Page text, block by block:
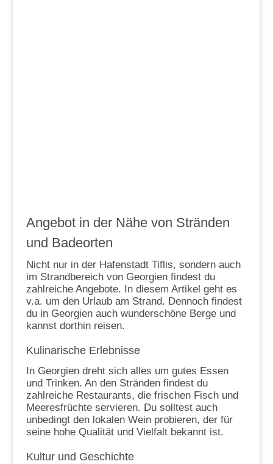
Angebot in der Nähe von Stränden
und Badeorten
Nicht nur in der Hafenstadt Tiflis, sondern auch
im Strandbereich von Georgien findest du
zahlreiche Angebote. In diesem Artikel geht es
v.a. um den Urlaub am Strand. Dennoch findest
du in Georgien auch wunderschöne Berge und
kannst dorthin reisen.
Kulinarische Erlebnisse
In Georgien dreht sich alles um gutes Essen
und Trinken. An den Stränden findest du
zahlreiche Restaurants, die frischen Fisch und
Meeresfrüchte servieren. Du solltest auch
unbedingt den lokalen Wein probieren, der für
seine hohe Qualität und Vielfalt bekannt ist.
Kultur und Geschichte